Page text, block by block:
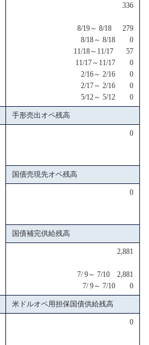
336
8/19～ 8/18 279
8/18～ 8/18 0
11/18～11/17 57
11/17～11/17 0
2/16～ 2/16 0
2/17～ 2/16 0
5/12～ 5/12 0
手形売出オペ残高
0
国債売現先オペ残高
0
国債補完供給残高
2,881
7/ 9～ 7/10 2,881
7/ 9～ 7/10 0
米ドルオペ用担保国債供給残高
0